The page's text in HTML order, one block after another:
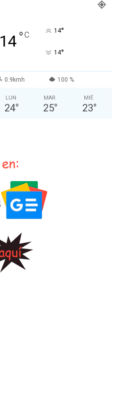
14°C 14°
14°
0.9kmh 100 %
LUN
24°
MAR
25°
MIÉ
23°